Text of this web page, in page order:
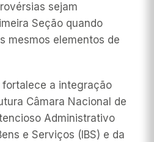
sejam
Seção quando
mesmos elementos de
fortalece a integração
Câmara Nacional de
Administrativo
e Serviços (IBS) e da